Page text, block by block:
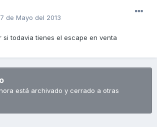
7 de Mayo del 2013
si todavia tienes el escape en venta
está archivado y cerrado a otras